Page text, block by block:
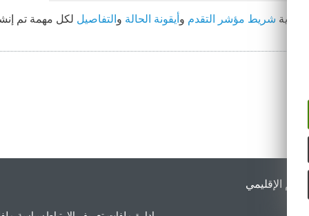
رؤية شريط مؤشر التقدم وأيقونة الحالة والتفاصيل لكل مهمة تم
الإقليمي